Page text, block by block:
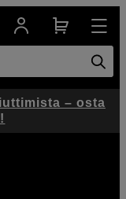
– osta